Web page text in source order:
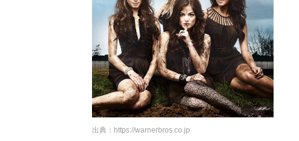
出典： https://warnerbros.co.jp